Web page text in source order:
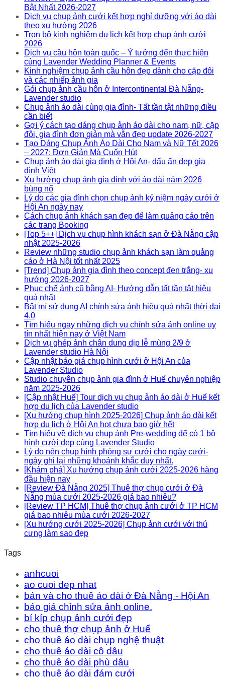
Bật Nhất 2026-2027
Dịch vụ chụp ảnh cưới kết hợp nghỉ dưỡng với áo dài
theo xu hướng 2026
Trọn bộ kinh nghiệm du lịch kết hợp chụp ảnh cưới
2026
Dịch vụ cầu hôn toàn quốc – Ý tưởng đến thực hiện
cùng Lavender Wedding Planner & Events
Kinh nghiệm chụp ảnh cầu hôn đẹp dành cho cặp đôi
và các nhiếp ảnh gia
Gói chụp ảnh cầu hôn ở Intercontinental Đà Nẵng-
Lavender studio
Chụp ảnh áo dài cùng gia đình- Tất tần tật những điều
cần biết
Gợi ý cách tạo dáng chụp ảnh áo dài cho nam, nữ, cặp
đôi, gia đình đơn giản mà vẫn đẹp update 2026-2027
Tạo Dáng Chụp Ảnh Áo Dài Cho Nam và Nữ Tết 2026
– 2027: Đơn Giản Mà Cuốn Hút
Chụp ảnh áo dài gia đình ở Hội An- dấu ấn đẹp gia
đình Việt
Xu hướng chụp ảnh gia đình với áo dài năm 2026
bùng nổ
Lý do các gia đình chọn chụp ảnh kỷ niệm ngày cưới ở
Hội An ngày nay
Cách chụp ảnh khách sạn đẹp để làm quảng cáo trên
các trang Booking
[Top 5++] Dịch vụ chụp hình khách sạn ở Đà Nẵng cập
nhật 2025-2026
Review những studio chụp ảnh khách sạn làm quảng
cáo ở Hà Nội tốt nhất 2025
[Trend] Chụp ảnh gia đình theo concept đen trắng- xu
hướng 2026-2027
Phục chế ảnh cũ bằng AI- Hướng dẫn tất tần tật hiệu
quả nhất
Bật mí sử dụng AI chỉnh sửa ảnh hiệu quả nhất thời đại
4.0
Tìm hiểu ngay những dịch vụ chỉnh sửa ảnh online uy
tín nhất hiện nay ở Việt Nam
Dịch vụ ghép ảnh chân dung dịp lễ mùng 2/9 ở
Lavender studio Hà Nội
Cập nhật báo giá chụp hình cưới ở Hội An của
Lavender Studio
Studio chuyên chụp ảnh gia đình ở Huế chuyên nghiệp
năm 2025-2026
[Cập nhật Huế] Tour dịch vụ chụp ảnh áo dài ở Huế kết
hợp du lịch của Lavender studio
[Xu hướng chụp hình 2025-2026] Chụp ảnh áo dài kết
hợp du lịch ở Hội An hot chưa bao giờ hết
Tìm hiểu về dịch vụ chụp ảnh Pre-wedding để có 1 bộ
hình cưới đẹp cùng Lavender Studio
Lý do nên chụp hình phóng sự cưới cho ngày cưới-
ngày ghi lại những khoảnh khắc duy nhất.
[Khám phá] Xu hướng chụp ảnh cưới 2025-2026 hàng
đầu hiện nay
[Review Đà Nẵng 2025] Thuê thợ chụp cưới ở Đà
Nẵng mùa cưới 2025-2026 giá bao nhiêu?
[Review TP HCM] Thuê thợ chụp ảnh cưới ở TP HCM
giá bao nhiêu mùa cưới 2026-2027
[Xu hướng cưới 2025-2026] Chụp ảnh cưới với thú
cưng làm sao đẹp
Tags
anhcuoi
ao cuoi dep nhat
bán và cho thuê áo dài ở Đà Nẵng - Hội An
báo giá chỉnh sửa ảnh online.
bí kíp chụp ảnh cưới đẹp
cho thuê thợ chụp ảnh ở Huế
cho thuê áo dài chụp nghệ thuật
cho thuê áo dài cô dâu
cho thuê áo dài phù dâu
cho thuê áo dài đám cưới